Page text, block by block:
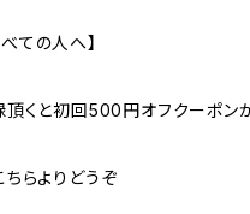
ての人へ】
くと初回500円オフクーポン
らよりどうぞ